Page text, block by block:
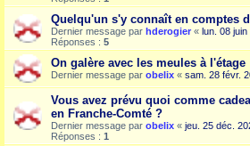
Quelqu'un s'y connaît en comptes
Dernier message par hderogier « lun. 08
Réponses : 5
On galère avec les meules à l'étage
Dernier message par obelix « sam. 28 févr.
Vous avez prévu quoi comme
en Franche-Comté ?
Dernier message par obelix « jeu. 25 déc.
Réponses : 1